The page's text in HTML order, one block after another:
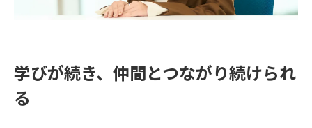
学びが続き、仲間とつながり続けられ
る